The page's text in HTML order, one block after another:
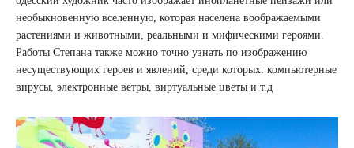
необыкновенную вселенную, которая населена воображаемыми
растениями и животными, реальными и мифическими героями.
Работы Степана также можно точно узнать по изображению
несуществующих героев и явлений, среди которых: компьютерные
вирусы, электронные ветры, виртуальные цветы и т.д